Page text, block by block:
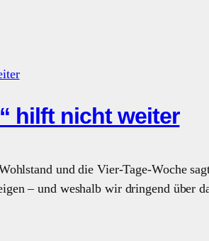
hilft nicht weiter
und die Vier-Tage-Woche
– und weshalb wir dringend über